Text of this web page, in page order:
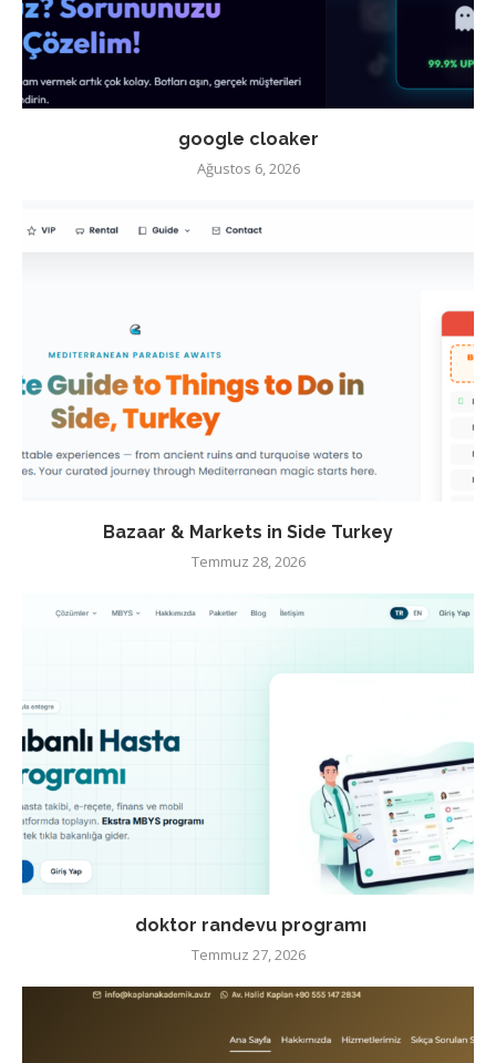
google cloaker
Ağustos 6, 2026
Bazaar & Markets in Side Turkey
Temmuz 28, 2026
doktor randevu programı
Temmuz 27, 2026